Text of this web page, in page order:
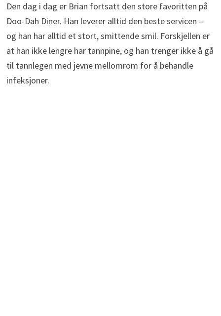
Den dag i dag er Brian fortsatt den store favoritten på
Doo-Dah Diner. Han leverer alltid den beste servicen –
og han har alltid et stort, smittende smil. Forskjellen er
at han ikke lengre har tannpine, og han trenger ikke å gå
til tannlegen med jevne mellomrom for å behandle
infeksjoner.